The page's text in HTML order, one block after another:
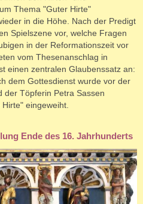
Thema "Guter Hirte"
in die Höhe. Nach der Predigt
Spielszene vor, welche Fragen
in der Reformationszeit vor
vom Thesenanschlag in
einen zentralen Glaubenssatz an:
dem Gottesdienst wurde vor der
der Töpferin Petra Sassen
eingeweiht.
Ende des 16. Jahrhunderts